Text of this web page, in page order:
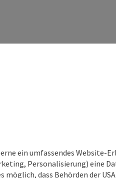
ein umfassendes Website-
Personalisierung) eine
möglich, dass Behörden der